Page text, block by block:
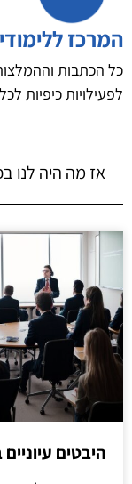
המרכז
כל הכתבות
לפעילויות כיפיות
אז מה היה לנו
היבטים